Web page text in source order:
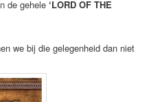
de gehele‘LORD OF THE
we bij die gelegenheid dan niet